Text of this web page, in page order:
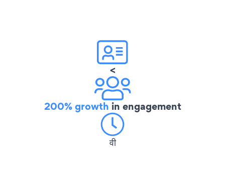
<
200% growth in engagement
वी